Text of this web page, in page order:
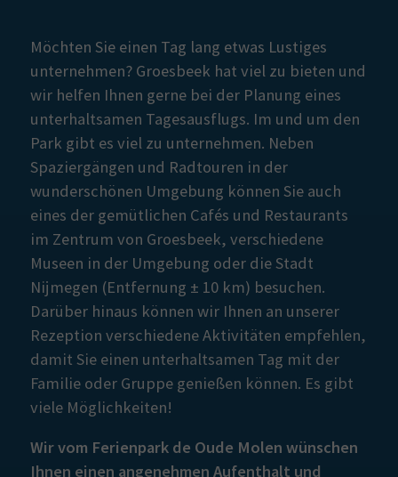
Möchten Sie einen Tag lang etwas Lustiges
unternehmen? Groesbeek hat viel zu bieten und
wir helfen Ihnen gerne bei der Planung eines
unterhaltsamen Tagesausflugs. Im und um den
Park gibt es viel zu unternehmen. Neben
Spaziergängen und Radtouren in der
wunderschönen Umgebung können Sie auch
eines der gemütlichen Cafés und Restaurants
im Zentrum von Groesbeek, verschiedene
Museen in der Umgebung oder die Stadt
Nijmegen (Entfernung ± 10 km) besuchen.
Darüber hinaus können wir Ihnen an unserer
Rezeption verschiedene Aktivitäten empfehlen,
damit Sie einen unterhaltsamen Tag mit der
Familie oder Gruppe genießen können. Es gibt
viele Möglichkeiten!
Wir vom Ferienpark de Oude Molen wünschen
Ihnen einen angenehmen Aufenthalt und